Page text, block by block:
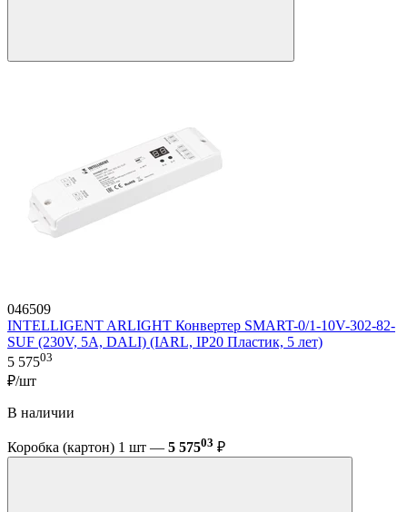
046509
INTELLIGENT ARLIGHT Конвертер SMART-0/1-10V-302-82-
SUF (230V, 5A, DALI) (IARL, IP20 Пластик, 5 лет)
5 57503
₽/шт
В наличии
Коробка (картон) 1 шт — 5 57503 ₽